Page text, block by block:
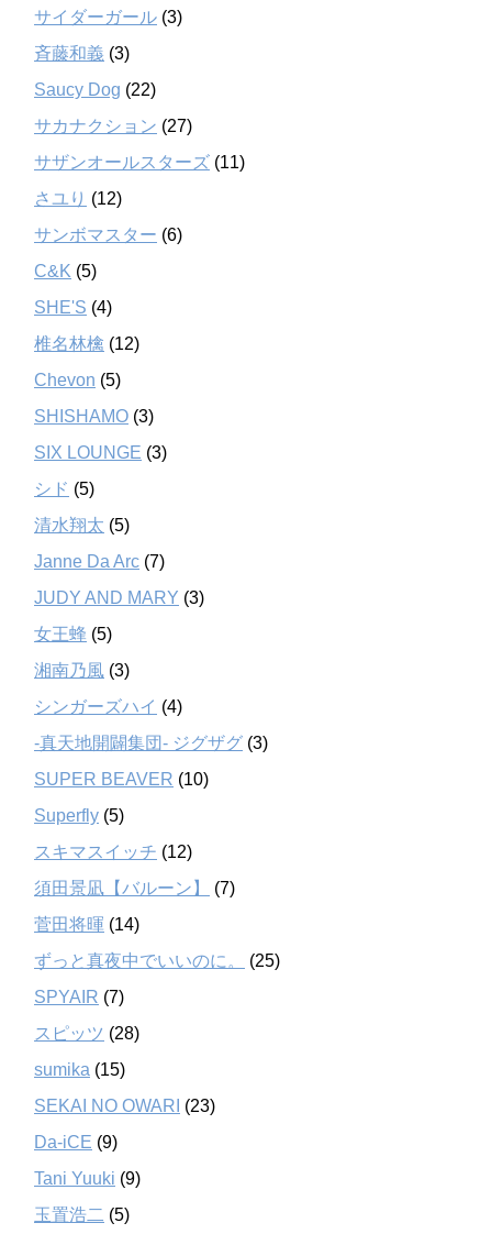
サイダーガール (3)
斉藤和義 (3)
Saucy Dog (22)
サカナクション (27)
サザンオールスターズ (11)
さユり (12)
サンボマスター (6)
C&K (5)
SHE'S (4)
椎名林檎 (12)
Chevon (5)
SHISHAMO (3)
SIX LOUNGE (3)
シド (5)
清水翔太 (5)
Janne Da Arc (7)
JUDY AND MARY (3)
女王蜂 (5)
湘南乃風 (3)
シンガーズハイ (4)
-真天地開闢集団- ジグザグ (3)
SUPER BEAVER (10)
Superfly (5)
スキマスイッチ (12)
須田景凪【バルーン】
(7)
菅田将暉 (14)
ずっと真夜中でいいのに。
(25)
SPYAIR (7)
スピッツ (28)
sumika (15)
SEKAI NO OWARI (23)
Da-iCE (9)
Tani Yuuki (9)
玉置浩二 (5)